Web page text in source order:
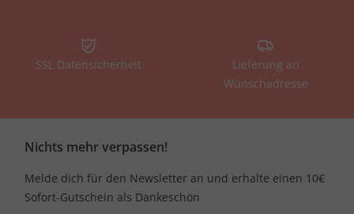
SSL Datensicherheit
Lieferung an
Wunschadresse
Nichts mehr verpassen!
Melde dich für den Newsletter an und erhalte einen 10€
Sofort-Gutschein als Dankeschön